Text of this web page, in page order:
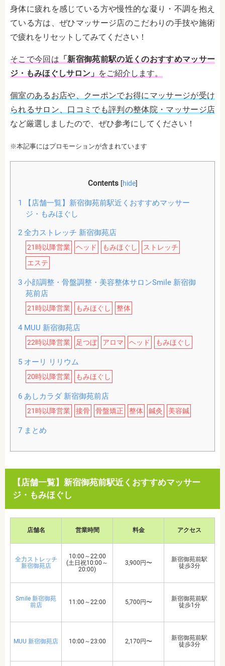
身体に疲れを感じている方や慢性的な凝り・不調を抱え
ている方は、ぜひマッサージ店のこだわりの手技や施術
で疲れをリセットしてみてください！
そこで今回は 「新宿御苑前駅の近くのおすすめマッサー
ジ・もみほぐしサロン」 をご紹介します。
個室のあるお店や、クーポンでお得にマッサージが受け
られるサロン、口コミでも評判の整体院・マッサージ店
など厳選しましたので、ぜひ参考にしてください！
※本記事にはプロモーションが含まれています
Contents [hide]
1
【店舗一覧】新宿御苑前駅近くおすすめマッサー
ジ・もみほぐし
2全力ストレッチ 新宿御苑店
21時以降営業 ヘッド もみほぐし
ストレッチ
エステ
3小顔調整・骨盤調整・美容整体サロンSmile 新宿御
苑前店
21時以降営業 もみほぐし 整体
4MUU 新宿御苑店
22時以降営業 足つぼ アロマ ヘッド もみほぐし
5オーリ リリウム
20時以降営業 もみほぐし
6あしカラダ 新宿御苑前店
21時以降営業 接骨 骨盤矯正 整体 鍼灸 美容鍼
7まとめ
【店舗一覧】新宿御苑前駅近くおすすめマッサー
ジ・もみほぐし
店舗名 営業時間 料金 アクセス
全力ストレッチ
新宿御苑店
10:00～22:00
(土日祝10:00～
20:00)
3,900円〜
新宿御苑前駅
徒歩3分
Smile 新宿御苑
前店
11:00～22:00 5,700円〜
新宿御苑前駅
徒歩1分
MUU 新宿御苑店 10:00～23:00 2,170円〜
新宿御苑前駅
徒歩3分